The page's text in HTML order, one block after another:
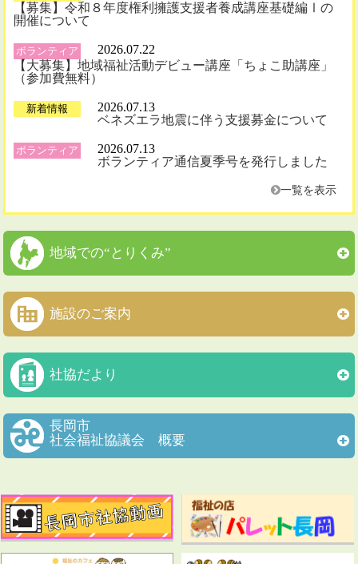
【募集】令和８年度権利擁護支援者養成講座基礎編Ⅰの
開催について
ボランティア
2026.07.22
【大募集】地域福祉活動デビュー講座「ちょこ助講座」
（参加費無料）
新着情報
2026.07.13
ベネズエラ地震に伴う支援募金について
ボランティア
2026.07.13
ボランティア通信夏季号を発行しました
一覧を表示
地域での“とりくみ”
施設のご案内
社協だより
長岡市
社会福祉協議会 概要